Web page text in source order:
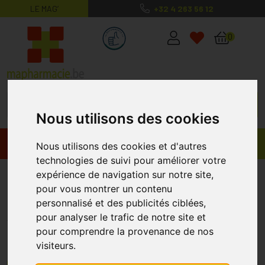
Nous utilisons des cookies
Nous utilisons des cookies et d'autres
technologies de suivi pour améliorer votre
expérience de navigation sur notre site,
pour vous montrer un contenu
personnalisé et des publicités ciblées,
pour analyser le trafic de notre site et
pour comprendre la provenance de nos
visiteurs.
LE MAG’ +32 4 263 56 12
MaPharmacie.be ma santé, mes
0
Promos Produits
Bandagisterie
Tous les produits de bandagisterie dont
vous avez besoin sont sur MaPharmacie.be
Dans la catégorie « bandagisterie